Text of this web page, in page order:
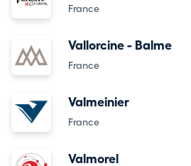
France
Vallorcine - Balme
France
Valmeinier
France
Valmorel